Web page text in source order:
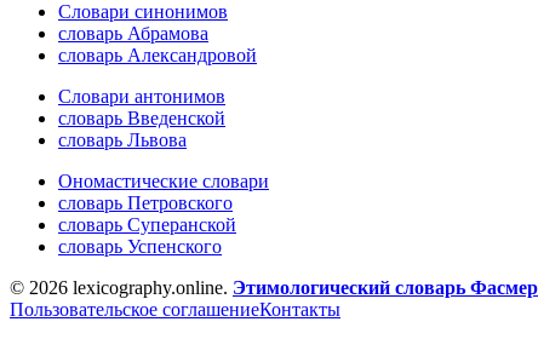
Словари синонимов
словарь Абрамова
словарь Александровой
Словари антонимов
словарь Введенской
словарь Львова
Ономастические словари
словарь Петровского
словарь Суперанской
словарь Успенского
© 2026 lexicography.online. Этимологический словарь
Пользовательское соглашениеКонтакты